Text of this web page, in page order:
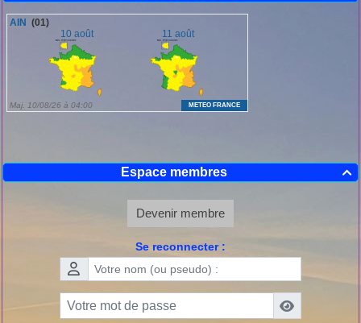

Espace membres
Devenir membre
Se reconnecter :